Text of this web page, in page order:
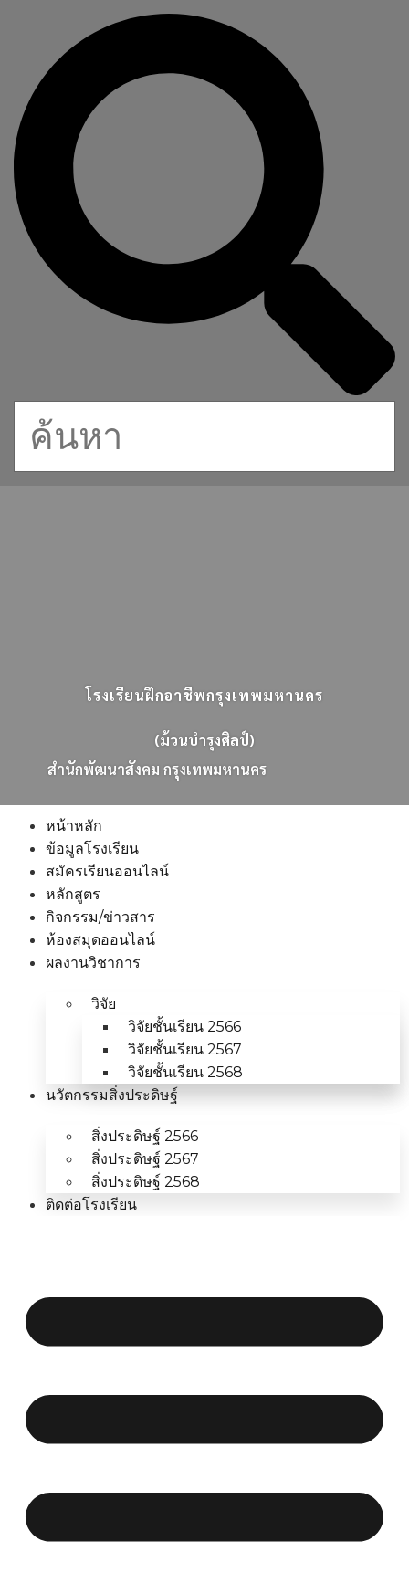
โรงเรียนฝึกอาชีพกรุงเทพมหานคร
(ม้วนบำรุงศิลป์)
สนกพฒนาสงคม กรงเทพมหานคร
หน้าหลัก
ข้อมูลโรงเรียน
สมัครเรียนออนไลน์
หลักสูตร
กิจกรรม/ข่าวสาร
ห้องสมุดออนไลน์
ผลงานวิชาการ
วิจัย
วิจัยชั้นเรียน 2566
วิจัยชั้นเรียน 2567
วิจัยชั้นเรียน 2568
นวัตกรรมสิ่งประดิษฐ์
สิ่งประดิษฐ์ 2566
สิ่งประดิษฐ์ 2567
สิ่งประดิษฐ์ 2568
ติดต่อโรงเรียน